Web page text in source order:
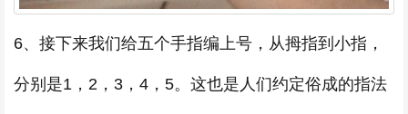
6、接下来我们给五个手指编上号，从拇指到小指，
分别是1，2，3，4，5。这也是人们约定俗成的指法